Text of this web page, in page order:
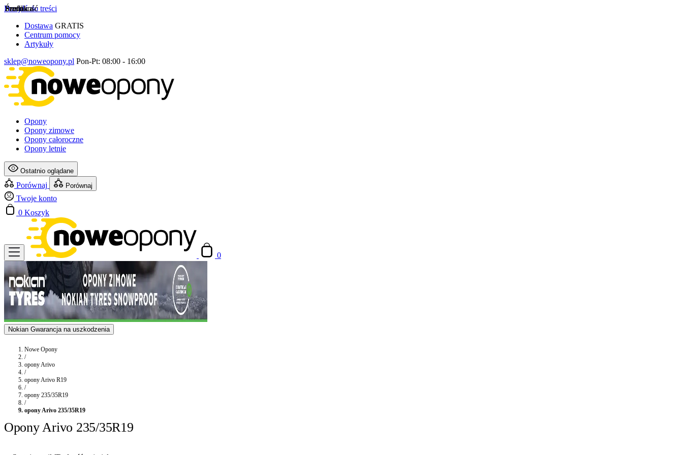
Przejdź do treści
Dostawa GRATIS
Centrum pomocy
Artykuły
sklep@noweopony.pl Pon-Pt: 08:00 - 16:00
Opony
Opony zimowe
Opony całoroczne
Opony letnie
Ostatnio oglądane
Porównaj Porównaj
Twoje konto
0 Koszyk
0
Nokian Gwarancja na uszkodzenia
Nowe Opony
/
opony Arivo
/
opony Arivo R19
/
opony 235/35R19
/
opony Arivo 235/35R19
Opony Arivo 235/35R19
Szerokość
Profil
Średnica